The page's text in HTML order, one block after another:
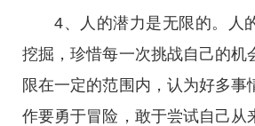
4、人的潜力是无限的。人
挖掘，珍惜每一次挑战自己的机
限在一定的范围内，认为好多事
作要勇于冒险，敢于尝试自己从